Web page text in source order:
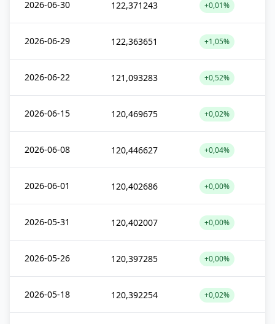
2026-06-30 122,371243 +0,01%
2026-06-29 122,363651 +1,05%
2026-06-22 121,093283 +0,52%
2026-06-15 120,469675 +0,02%
2026-06-08 120,446627 +0,04%
2026-06-01 120,402686 +0,00%
2026-05-31 120,402007 +0,00%
2026-05-26 120,397285 +0,00%
2026-05-18 120,392254 +0,02%